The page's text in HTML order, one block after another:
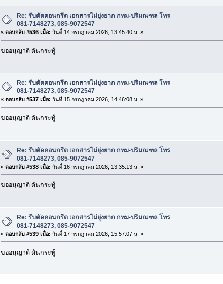
Re: รับตัดคอนกรีต เอกสารไม่ยุ่งยาก กทม-ปริมณฑล โทร
081-7148273, 085-9072547
« ตอบกลับ #536 เมื่อ: วันที่ 14 กรกฎาคม 2026, 13:45:40 น. »
ขออนุญาติ ดันกระทู้
Re: รับตัดคอนกรีต เอกสารไม่ยุ่งยาก กทม-ปริมณฑล โทร
081-7148273, 085-9072547
« ตอบกลับ #537 เมื่อ: วันที่ 15 กรกฎาคม 2026, 14:46:08 น. »
ขออนุญาติ ดันกระทู้
Re: รับตัดคอนกรีต เอกสารไม่ยุ่งยาก กทม-ปริมณฑล โทร
081-7148273, 085-9072547
« ตอบกลับ #538 เมื่อ: วันที่ 16 กรกฎาคม 2026, 13:35:13 น. »
ขออนุญาติ ดันกระทู้
Re: รับตัดคอนกรีต เอกสารไม่ยุ่งยาก กทม-ปริมณฑล โทร
081-7148273, 085-9072547
« ตอบกลับ #539 เมื่อ: วันที่ 17 กรกฎาคม 2026, 15:57:07 น. »
ขออนุญาติ ดันกระทู้